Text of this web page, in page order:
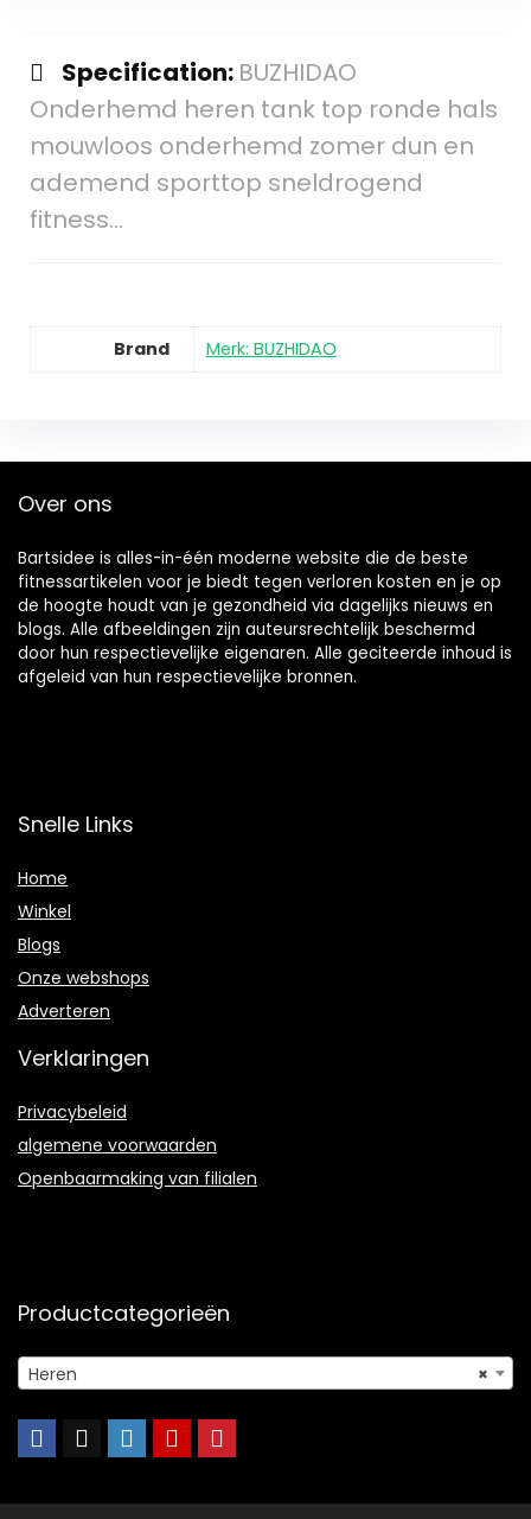
Specification: BUZHIDAO
Onderhemd heren tank top ronde hals
mouwloos onderhemd zomer dun en
ademend sporttop sneldrogend
fitness…
Brand Merk: BUZHIDAO
Over ons
Bartsidee is alles-in-één moderne website die de beste
fitnessartikelen voor je biedt tegen verloren kosten en je op
de hoogte houdt van je gezondheid via dagelijks nieuws en
blogs. Alle afbeeldingen zijn auteursrechtelijk beschermd
door hun respectievelijke eigenaren. Alle geciteerde inhoud is
afgeleid van hun respectievelijke bronnen.
Snelle Links
Home
Winkel
Blogs
Onze webshops
Adverteren
Verklaringen
Privacybeleid
algemene voorwaarden
Openbaarmaking van filialen
Productcategorieën
×
Heren